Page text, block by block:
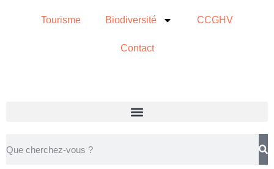
Tourisme Biodiversité CCGHV
Contact